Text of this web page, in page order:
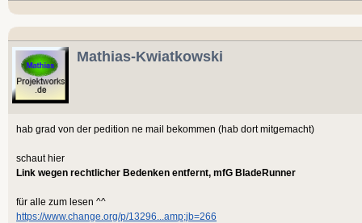
Mathias-Kwiatkowski
hab grad von der pedition ne mail bekommen (hab dort mitgemacht)
schaut hier
Link wegen rechtlicher Bedenken entfernt, mfG BladeRunner
für alle zum lesen ^^
https://www.change.org/p/13296...amp;jb=266